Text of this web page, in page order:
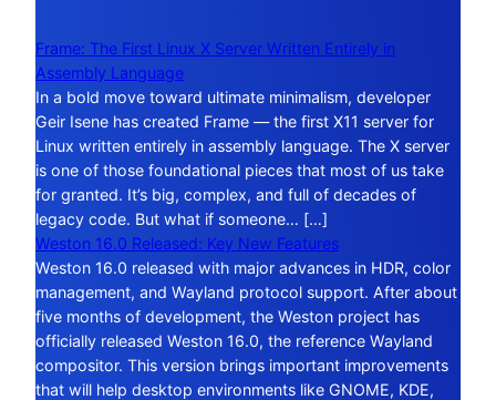
Frame: The First Linux X Server Written Entirely in
Assembly Language
In a bold move toward ultimate minimalism, developer
Geir Isene has created Frame — the first X11 server for
Linux written entirely in assembly language. The X server
is one of those foundational pieces that most of us take
for granted. It’s big, complex, and full of decades of
legacy code. But what if someone… […]
Weston 16.0 Released: Key New Features
Weston 16.0 released with major advances in HDR, color
management, and Wayland protocol support. After about
five months of development, the Weston project has
officially released Weston 16.0, the reference Wayland
compositor. This version brings important improvements
that will help desktop environments like GNOME, KDE,